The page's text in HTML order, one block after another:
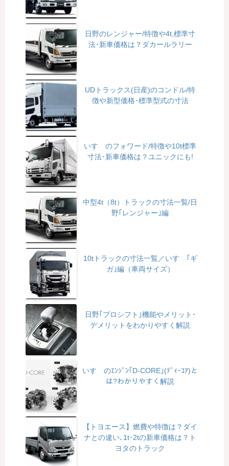
日野のレンジャー/特徴や4t,標準寸
法･新車価格は？ダカールラリー
UDトラックス(日産)のコンドル/特
徴や新型価格･標準型式の寸法
いすゞのフォワード/特徴や10t標準
寸法･新車価格は？ユニックにも!
中型4t（8t）トラックの寸法一覧/日
野｢レンジャー｣編
10tトラックの寸法一覧／いすゞ｢ギ
ガ｣編（車両サイズ）
日野｢プロシフト｣機能やメリット･
デメリットをわかりやすく解説
いすゞのｴﾝｼﾞﾝ｢D-CORE｣(ﾃﾞｨｰｺｱ)と
は?わかりやすく解説
【トヨエース】燃費や特徴は？ダイ
ナとの違い､1t･2tの新車価格は？ト
ヨタのトラック